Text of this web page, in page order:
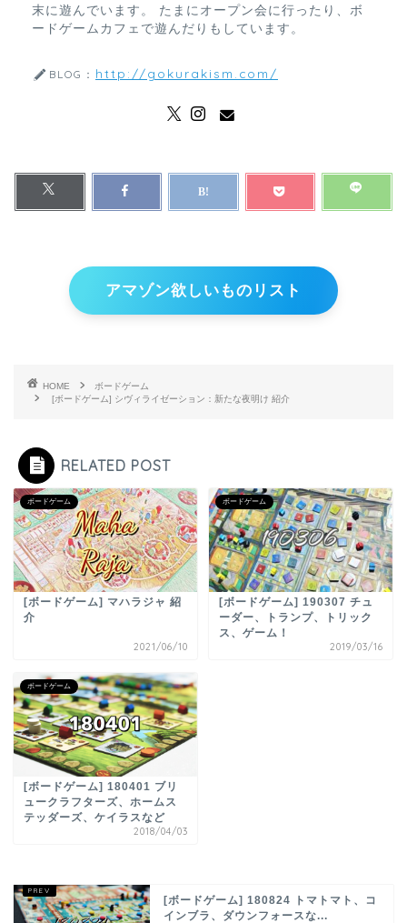
末に遊んでいます。 たまにオープン会に行ったり、ボ
ードゲームカフェで遊んだりもしています。
BLOG： http://gokurakism.com/
アマゾン欲しいものリスト
HOME
ボードゲーム
[ボードゲーム] シヴィライゼーション：新たな夜明け 紹介
RELATED POST
ボードゲーム
[ボードゲーム] マハラジャ 紹
介
2021/06/10
ボードゲーム
[ボードゲーム] 190307 チュ
ーダー、トランプ、トリック
ス、ゲーム！
2019/03/16
ボードゲーム
[ボードゲーム] 180401 ブリ
ュークラフターズ、ホームス
テッダーズ、ケイラスなど
2018/04/03
[ボードゲーム] 180824 トマトマト、コ
インブラ、ダウンフォースな...